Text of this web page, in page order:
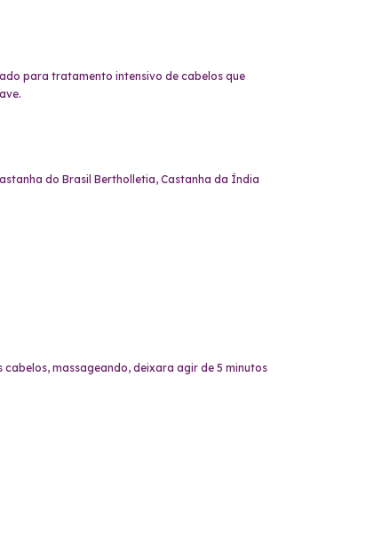
para tratamento intensivo de cabelos que
do Brasil Bertholletia, Castanha da Índia
massageando, deixara agir de 5 minutos